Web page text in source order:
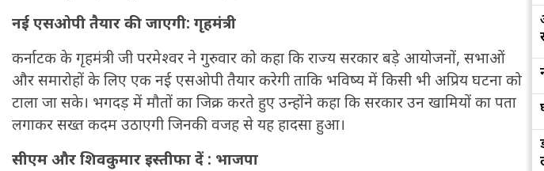
नई एसओपी तैयार की जाएगी: गृहमंत्री
कर्नाटक के गृहमंत्री जी परमेश्वर ने गुरुवार को कहा कि राज्य सरकार बड़े आयोजनों, सभाओं
और समारोहों के लिए एक नई एसओपी तैयार करेगी ताकि भविष्य में किसी भी अप्रिय घटना को
टाला जा सके। भगदड़ में मौतों का जिक्र करते हुए उन्होंने कहा कि सरकार उन खामियों का पता
लगाकर सख्त कदम उठाएगी जिनकी वजह से यह हादसा हुआ।
सीएम और शिवकुमार इस्तीफा दें : भाजपा